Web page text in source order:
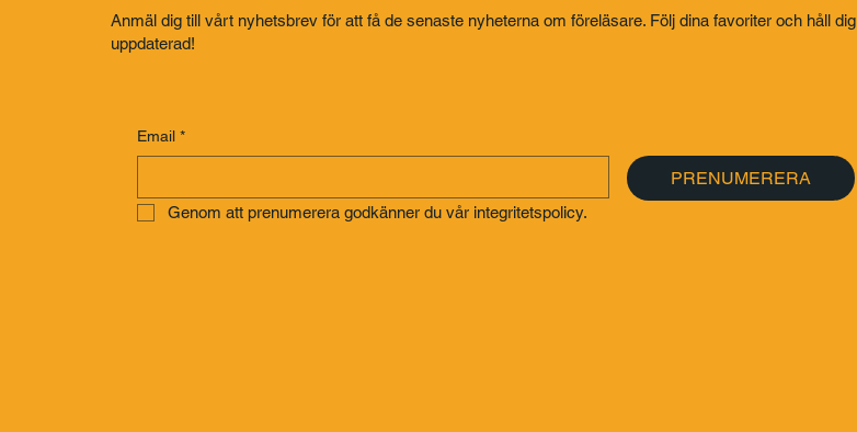
Anmäl dig till vårt nyhetsbrev för att få de senaste nyheterna om föreläsare. Följ dina favoriter och håll dig
uppdaterad!
Email *
PRENUMERERA
Genom att prenumerera godkänner du vår integritetspolicy.